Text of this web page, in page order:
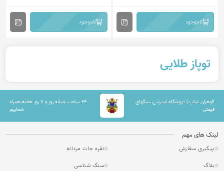
ناموجود ناموجود
توپاز طلایی
گوهران شاپ | فروشگاه اینترنتی سنگهای
قیمتی
۲۴ ساعت شبانه روز و ۷ روز هفته همراه
شماییم
لینک های مهم
پیگیری سفارش
نقره جات مردانه
بلاگ
سنگ شناسی